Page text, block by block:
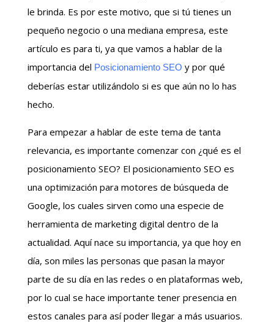
le brinda. Es por este motivo, que si tú tienes un
pequeño negocio o una mediana empresa, este
artículo es para ti, ya que vamos a hablar de la
importancia del Posicionamiento SEO y por qué
deberías estar utilizándolo si es que aún no lo has
hecho.
Para empezar a hablar de este tema de tanta
relevancia, es importante comenzar con ¿qué es el
posicionamiento SEO? El posicionamiento SEO es
una optimización para motores de búsqueda de
Google, los cuales sirven como una especie de
herramienta de marketing digital dentro de la
actualidad. Aquí nace su importancia, ya que hoy en
día, son miles las personas que pasan la mayor
parte de su día en las redes o en plataformas web,
por lo cual se hace importante tener presencia en
estos canales para así poder llegar a más usuarios.